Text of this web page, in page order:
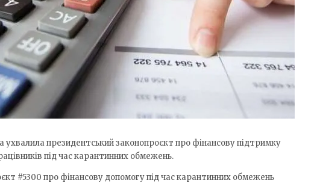
президентський законопроєкт про фінансову підтримку
під час карантинних обмежень.
#5300 про фінансову допомогу під час карантинних обмежень